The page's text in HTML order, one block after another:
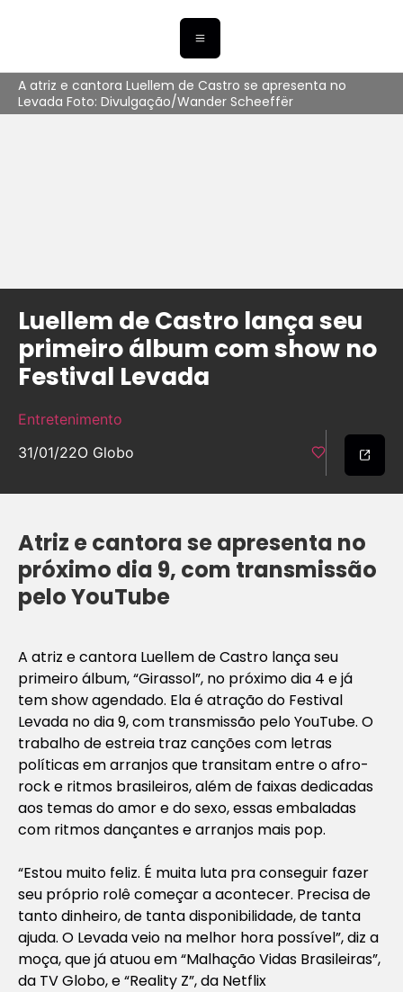
A atriz e cantora Luellem de Castro se apresenta no
Levada Foto: Divulgação/Wander Scheeffër
Luellem de Castro lança seu
primeiro álbum com show no
Festival Levada
Entretenimento
31/01/22O Globo
Atriz e cantora se apresenta no
próximo dia 9, com transmissão
pelo YouTube
A atriz e cantora Luellem de Castro lança seu
primeiro álbum, “Girassol”, no próximo dia 4 e já
tem show agendado. Ela é atração do Festival
Levada no dia 9, com transmissão pelo YouTube. O
trabalho de estreia traz canções com letras
políticas em arranjos que transitam entre o afro-
rock e ritmos brasileiros, além de faixas dedicadas
aos temas do amor e do sexo, essas embaladas
com ritmos dançantes e arranjos mais pop.
“Estou muito feliz. É muita luta pra conseguir fazer
seu próprio rolê começar a acontecer. Precisa de
tanto dinheiro, de tanta disponibilidade, de tanta
ajuda. O Levada veio na melhor hora possível”, diz a
moça, que já atuou em “Malhação Vidas Brasileiras”,
da TV Globo, e “Reality Z”, da Netflix